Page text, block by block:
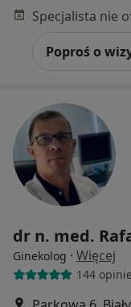
Poproś o
dr n. med.
Ginekolog · Więcej
144 opinie